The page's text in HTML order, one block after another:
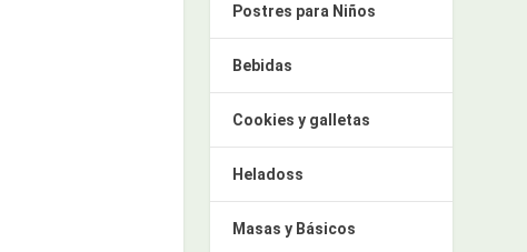
Postres para Niños
Bebidas
Cookies y galletas
Heladoss
Masas y Básicos